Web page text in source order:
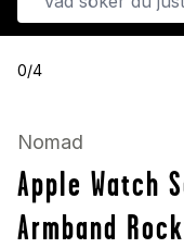
0/4
Nomad
Apple Watch
Armband